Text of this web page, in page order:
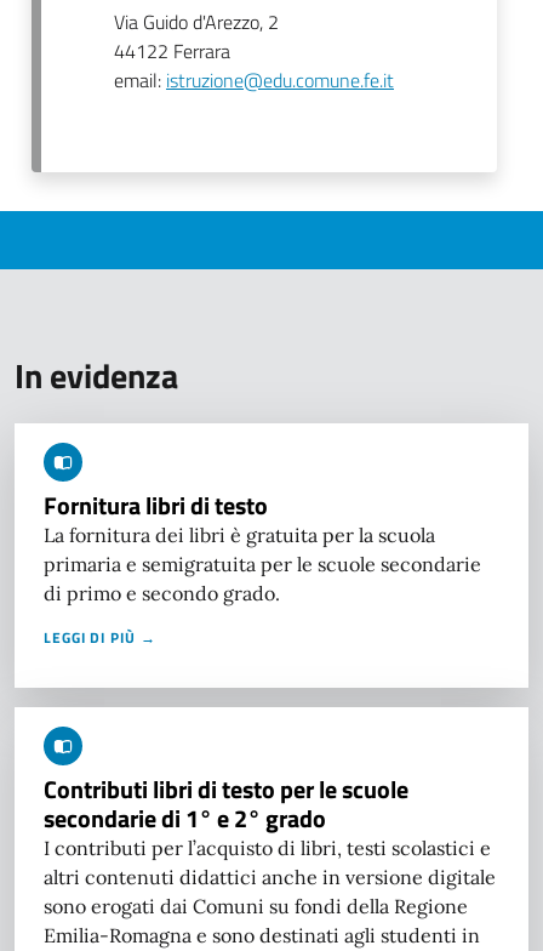
Via Guido d'Arezzo, 2
44122 Ferrara
email: istruzione@edu.comune.fe.it
In evidenza
Fornitura libri di testo
La fornitura dei libri è gratuita per la scuola
primaria e semigratuita per le scuole secondarie
di primo e secondo grado.
LEGGI DI PIÙ →
Contributi libri di testo per le scuole
secondarie di 1° e 2° grado
I contributi per l’acquisto di libri, testi scolastici e
altri contenuti didattici anche in versione digitale
sono erogati dai Comuni su fondi della Regione
Emilia-Romagna e sono destinati agli studenti in